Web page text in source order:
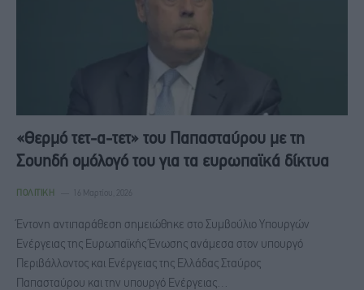
«Θερμό τετ-α-τετ» του Παπασταύρου με τη
Σουηδή ομόλογό του για τα ευρωπαϊκά δίκτυα
ΠΟΛΙΤΙΚΉ 16 Μαρτίου, 2026
Έντονη αντιπαράθεση σημειώθηκε στο Συμβούλιο Υπουργών
Ενέργειας της Ευρωπαϊκής Ένωσης ανάμεσα στον υπουργό
Περιβάλλοντος και Ενέργειας της Ελλάδας Σταύρος
Παπασταύρου και την υπουργό Ενέργειας…